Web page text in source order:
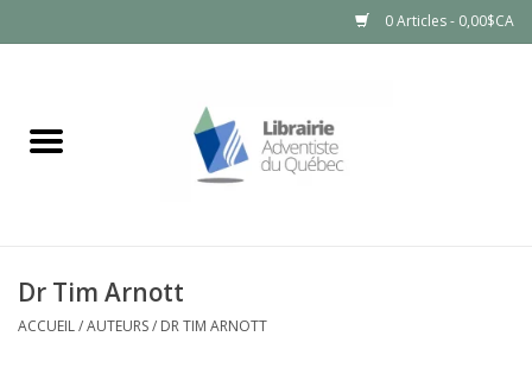
0 Articles - 0,00$CA
Dr Tim Arnott
ACCUEIL/AUTEURS/ DR TIM ARNOTT